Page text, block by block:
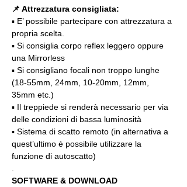
📌 Attrezzatura consigliata:
▪️ E’ possibile partecipare con attrezzatura a
propria scelta.
▪️ Si consiglia corpo reflex leggero oppure
una Mirrorless
▪️ Si consigliano focali non troppo lunghe
(18-55mm, 24mm, 10-20mm, 12mm,
35mm etc.)
▪️ Il treppiede si renderà necessario per via
delle condizioni di bassa luminosità
▪️ Sistema di scatto remoto (in alternativa a
quest’ultimo è possibile utilizzare la
funzione di autoscatto)
SOFTWARE & DOWNLOAD